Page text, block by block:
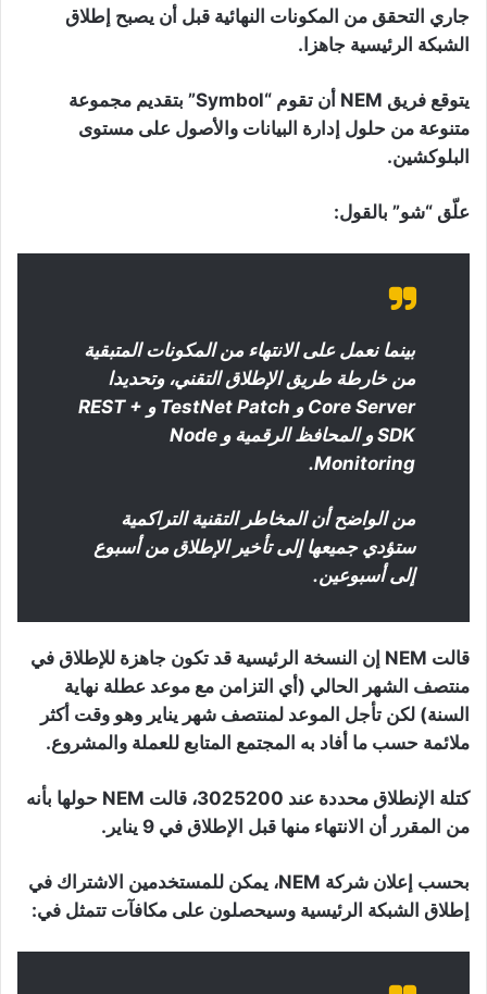
جاري التحقق من المكونات النهائية قبل أن يصبح إطلاق
الشبكة الرئيسية جاهزا.
يتوقع فريق NEM أن تقوم “Symbol” بتقديم مجموعة
متنوعة من حلول إدارة البيانات والأصول على مستوى
البلوكشين.
علّق “شو” بالقول:
بينما نعمل على الانتهاء من المكونات المتبقية
من خارطة طريق الإطلاق التقني، وتحديدا
Core Server و TestNet Patch و REST +
SDK و المحافظ الرقمية و Node
Monitoring.
من الواضح أن المخاطر التقنية التراكمية
ستؤدي جميعها إلى تأخير الإطلاق من أسبوع
إلى أسبوعين.
قالت NEM إن النسخة الرئيسية قد تكون جاهزة للإطلاق في
منتصف الشهر الحالي (أي التزامن مع موعد عطلة نهاية
السنة) لكن تأجل الموعد لمنتصف شهر يناير وهو وقت أكثر
ملائمة حسب ما أفاد به المجتمع المتابع للعملة والمشروع.
كتلة الإنطلاق محددة عند 3025200، قالت NEM حولها بأنه
من المقرر أن الانتهاء منها قبل الإطلاق في 9 يناير.
بحسب إعلان شركة NEM، يمكن للمستخدمين الاشتراك في
إطلاق الشبكة الرئيسية وسيحصلون على مكافآت تتمثل في: